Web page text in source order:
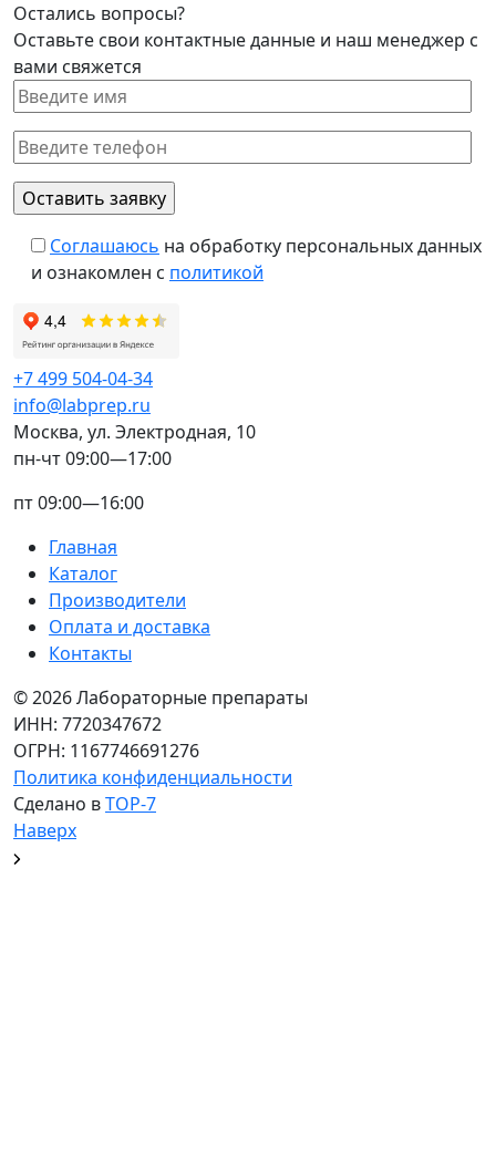
Остались вопросы?
Оставьте свои контактные данные и наш менеджер с
вами свяжется
Соглашаюсь на обработку персональных данных
и ознакомлен с политикой
Главная
Каталог
Производители
Оплата и доставка
Контакты
+7 499 504-04-34
info@labprep.ru
Москва, ул. Электродная, 10
пн-чт 09:00—17:00
пт 09:00—16:00
© 2026 Лабораторные препараты
ИНН: 7720347672
ОГРН: 1167746691276
Политика конфиденциальности
Сделано вTOP-7
Наверх